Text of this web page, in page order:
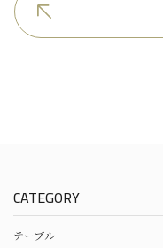
CATEGORY
テーブル